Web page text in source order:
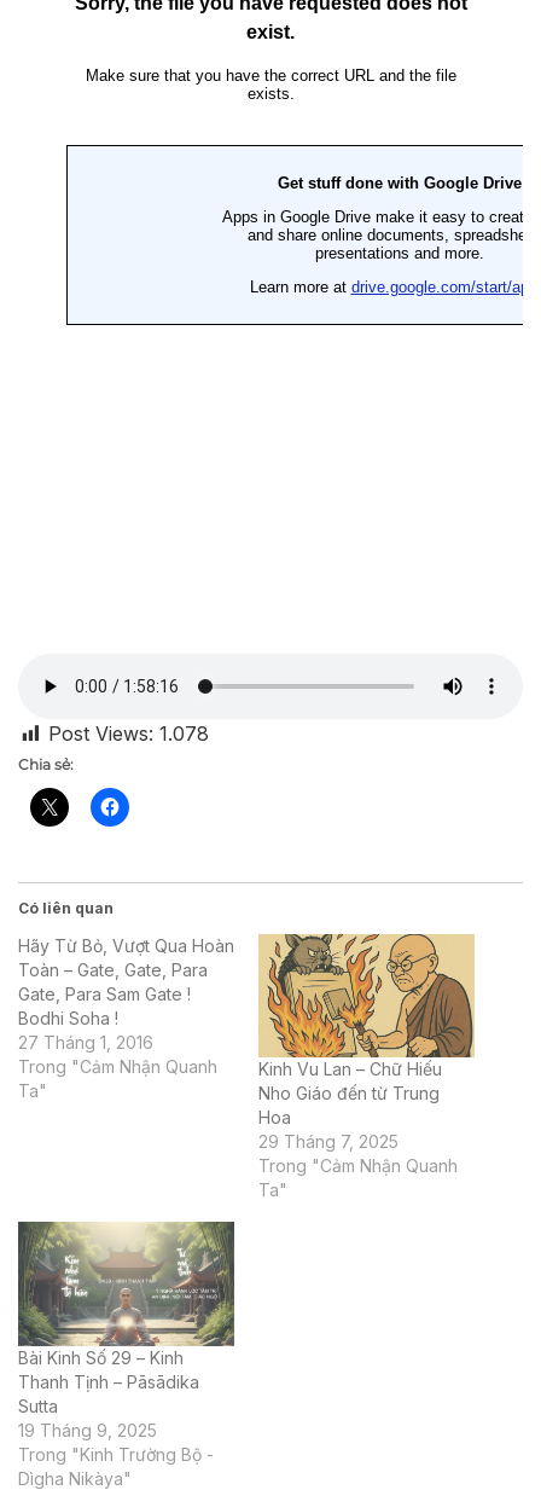
Post Views: 1.078
Chia sẻ:
Có liên quan
Hãy Từ Bỏ, Vượt Qua Hoàn
Toàn – Gate, Gate, Para
Gate, Para Sam Gate !
Bodhi Soha !
27 Tháng 1, 2016
Trong "Cảm Nhận Quanh
Ta"
Kinh Vu Lan – Chữ Hiếu
Nho Giáo đến từ Trung
Hoa
29 Tháng 7, 2025
Trong "Cảm Nhận Quanh
Ta"
Bài Kinh Số 29 – Kinh
Thanh Tịnh – Pāsādika
Sutta
19 Tháng 9, 2025
Trong "Kinh Trường Bộ -
Dìgha Nikàya"